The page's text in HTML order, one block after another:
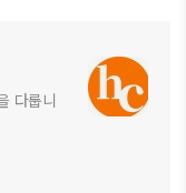
다룹니